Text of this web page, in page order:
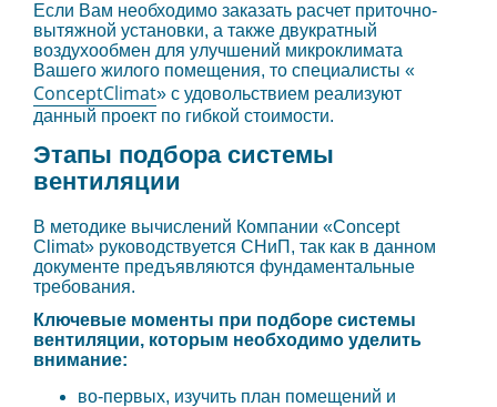
Если Вам необходимо заказать расчет приточно-
вытяжной установки, а также двукратный
воздухообмен для улучшений микроклимата
Вашего жилого помещения, то специалисты «
ConceptClimat» с удовольствием реализуют
данный проект по гибкой стоимости.
Этапы подбора системы
вентиляции
В методике вычислений Компании «Concept
Climat» руководствуется СНиП, так как в данном
документе предъявляются фундаментальные
требования.
Ключевые моменты при подборе системы
вентиляции, которым необходимо уделить
внимание:
во-первых, изучить план помещений и